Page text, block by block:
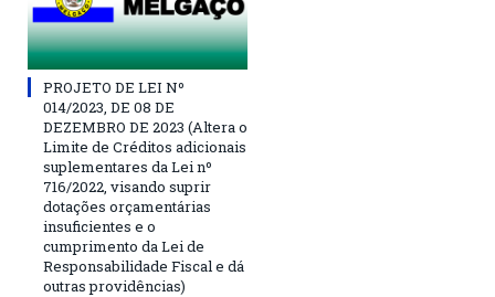
PROJETO DE LEI Nº
014/2023, DE 08 DE
DEZEMBRO DE 2023 (Altera o
Limite de Créditos adicionais
suplementares da Lei nº
716/2022, visando suprir
dotações orçamentárias
insuficientes e o
cumprimento da Lei de
Responsabilidade Fiscal e dá
outras providências)